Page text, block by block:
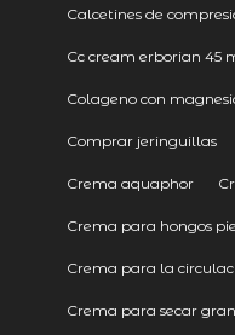
Calcetines de
Cc cream erborian 45
Colageno con
Comprar jeringuillas
Crema aquaphor
Crema para hongos
Crema para la
Crema para secar